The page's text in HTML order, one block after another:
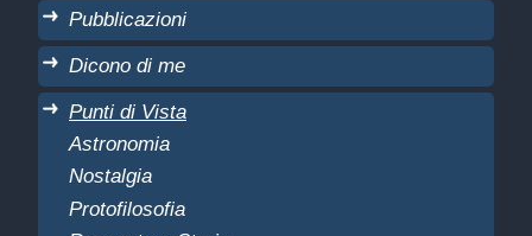
Pubblicazioni
Dicono di me
Punti di Vista
Astronomia
Nostalgia
Protofilosofia